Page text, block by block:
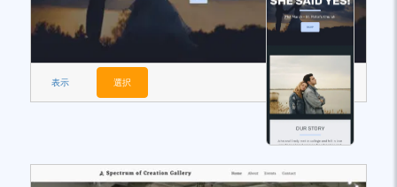
表示 選択